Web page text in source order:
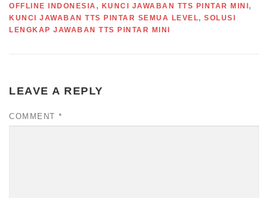
OFFLINE INDONESIA , KUNCI JAWABAN TTS PINTAR MINI ,
KUNCI JAWABAN TTS PINTAR SEMUA LEVEL, SOLUSI
LENGKAP JAWABAN TTS PINTAR MINI
LEAVE A REPLY
COMMENT *